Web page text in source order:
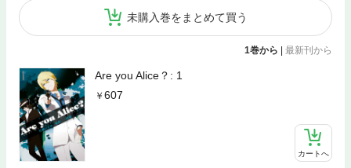
未購入巻をまとめて買う
1巻から 最新刊から
Are you Alice？: 1
607
カートへ